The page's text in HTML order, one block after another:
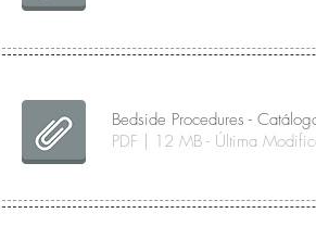
Bedside Procedures -
PDF | 12 MB - Última